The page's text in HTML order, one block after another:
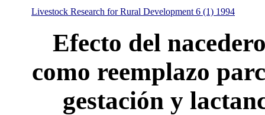
Livestock Research for Rural Development 6 (1) 1994
Efecto del
como reemplazo
gestación y